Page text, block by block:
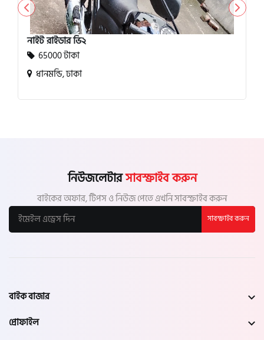
নাইট রাইডার ভি২
65000 টাকা
ধানমন্ডি, ঢাকা
নিউজলেটারসাবস্ক্রাইব করুন
বাইকের অফার, টিপস ও নিউজ পেতে এখনি সাবস্ক্রাইব করুন
সাবস্ক্রাইব করুন
বাইক বাজার
প্রোফাইল